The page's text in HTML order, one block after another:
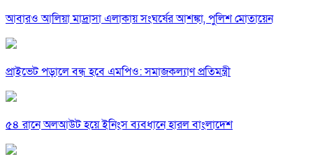
আবারও আলিয়া মাদ্রাসা এলাকায় সংঘর্ষের আশঙ্কা, পুলিশ মোতায়েন
প্রাইভেট পড়ালে বন্ধ হবে এমপিও: সমাজকল্যাণ প্রতিমন্ত্রী
৫৪ রানে অলআউট হয়ে ইনিংস ব্যবধানে হারল বাংলাদেশ